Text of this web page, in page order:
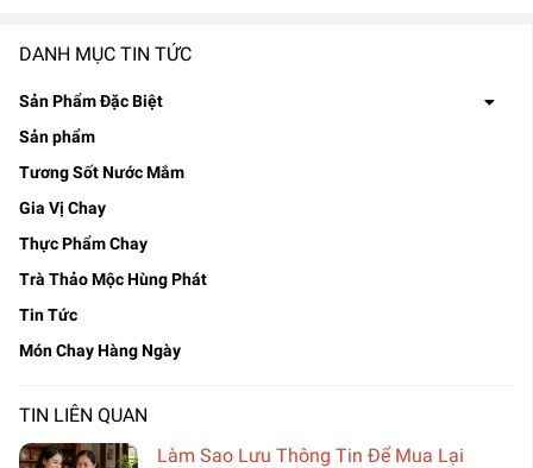
DANH MỤC TIN TỨC
Sản Phẩm Đặc Biệt
Sản phẩm
Tương Sốt Nước Mắm
Gia Vị Chay
Thực Phẩm Chay
Trà Thảo Mộc Hùng Phát
Tin Tức
Món Chay Hàng Ngày
TIN LIÊN QUAN
Làm Sao Lưu Thông Tin Để Mua Lại